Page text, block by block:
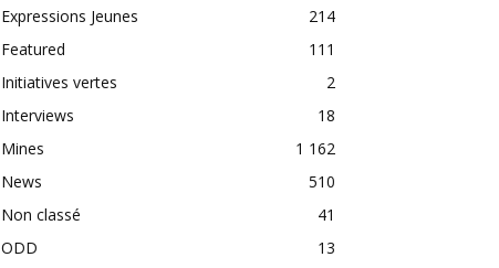
Expressions Jeunes
214
Featured
111
Initiatives vertes
2
Interviews
18
Mines
1 162
News
510
Non classé
41
ODD
13